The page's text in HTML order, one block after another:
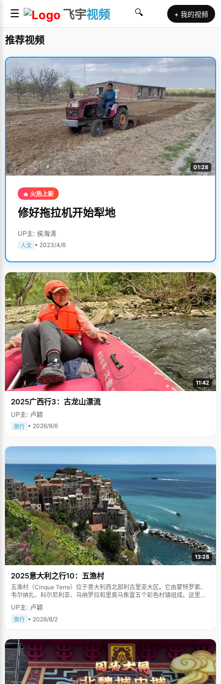
☰ 飞宇视频 🔍 + 我的视频
推荐视频
01:28
🔥 火热上新
修好拖拉机开始犁地
UP主: 侯海涛
人文 • 2023/4/6
11:42
2025广西行3：古龙山漂流
UP主: 卢颖
旅行 • 2026/8/6
13:28
2025意大利之行10：五渔村
五渔村（Cinque Terre）位于意大利西北部利古里亚大区。它由蒙特罗索、
韦尔纳扎、科尔尼利亚、马纳罗拉和里奥马焦雷五个彩色村镇组成。这里依
山傍海，房屋色彩斑斓，1997年被列为世界文化遗产。
UP主: 卢颖
旅行 • 2026/8/2